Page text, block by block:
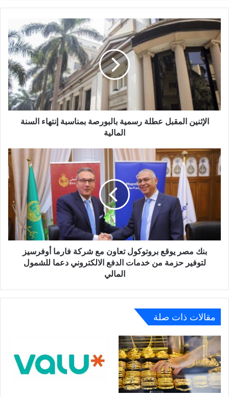
الإثنين
المقبل
عطلة
رسمية
بالبورصة
بمناسبة
إنتهاء
السنة
المالية
الإثنين المقبل عطلة رسمية بالبورصة بمناسبة إنتهاء السنة
المالية
بنك
مصر
يوقع
بروتوكول
شركة
فارما
أوفرسيز
لتوفير
الدفع
دعما
للشمول
المالي
بنك مصر يوقع بروتوكول تعاون مع شركة فارما أوفرسيز
لتوفير حزمة من خدمات الدفع الالكتروني دعما للشمول
المالي
مقالات ذات صلة